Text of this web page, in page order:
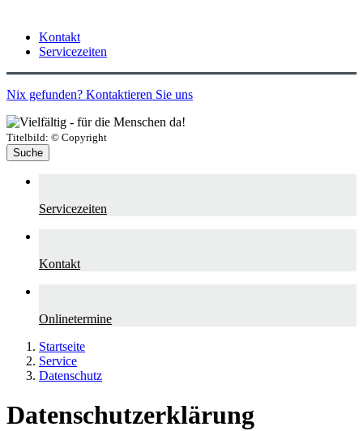
Kontakt
Servicezeiten
Nix gefunden? Kontaktieren Sie uns
Titelbild: © Copyright
Suche
Servicezeiten
Kontakt
Onlinetermine
Startseite
Service
Datenschutz
Datenschutzerklärung